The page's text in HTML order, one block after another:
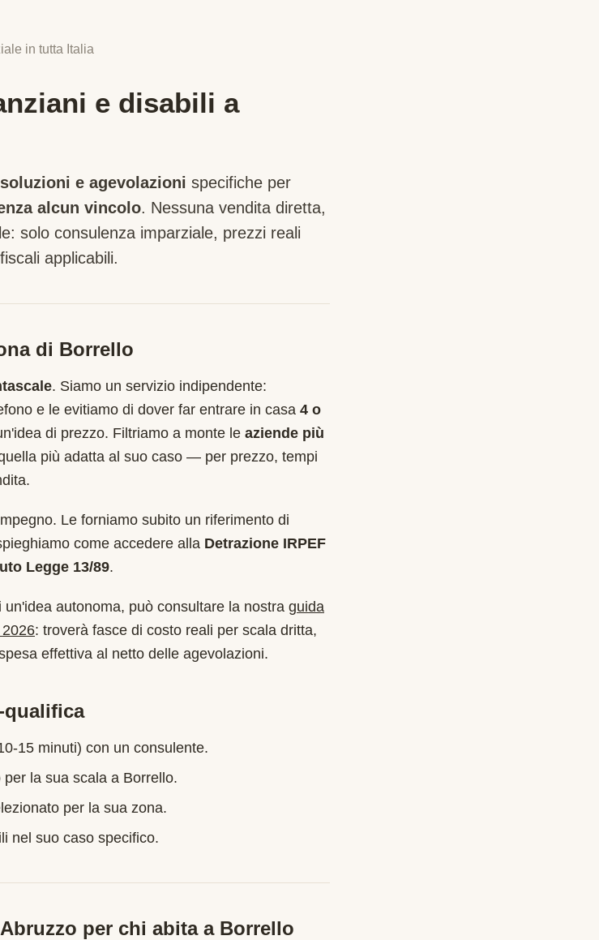
in tutta Italia
e disabili a
e agevolazioni specifiche per
alcun vincolo. Nessuna vendita diretta,
solo consulenza imparziale, prezzi reali
applicabili.
di Borrello
. Siamo un servizio indipendente:
e le evitiamo di dover far entrare in casa 4 o
di prezzo. Filtriamo a monte le aziende più
più adatta al suo caso — per prezzo, tempi
Le forniamo subito un riferimento di
come accedere alla Detrazione IRPEF
Legge 13/89.
autonoma, può consultare la nostra guida
: troverà fasce di costo reali per scala dritta,
effettiva al netto delle agevolazioni.
qualifica
15 minuti) con un consulente.
la sua scala a Borrello.
per la sua zona.
nel suo caso specifico.
Abruzzo per chi abita a Borrello